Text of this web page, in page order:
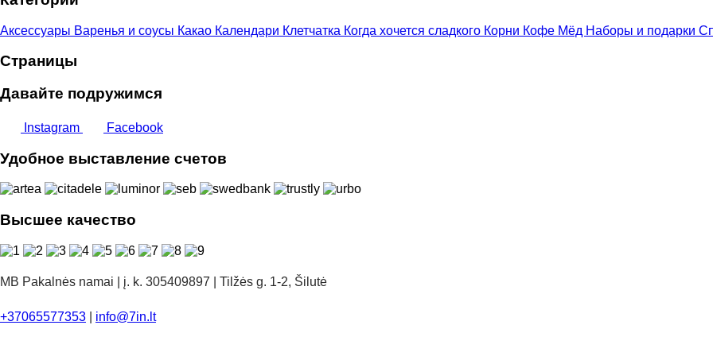
Аксессуары Варенья и соусы Какао Календари Клетчатка Когда хочется сладкого Корни Кофе Мёд Наборы и подарки
Страницы
Давайте подружимся
Instagram Facebook
Удобное выставление счетов
Высшее качество
MB Pakalnės namai | į. k. 305409897 | Tilžės g. 1-2, Šilutė
+37065577353 info@7in.lt